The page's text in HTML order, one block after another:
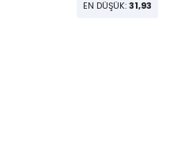
EN DÜŞÜK:31,93